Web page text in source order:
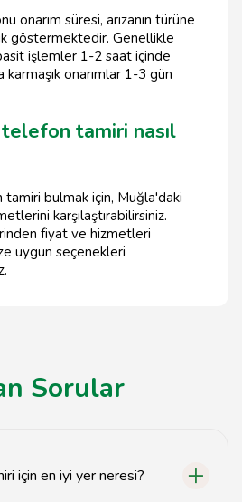
onarım süresi, arızanın türüne
göstermektedir. Genellikle
işlemler 1-2 saat içinde
karmaşık onarımlar 1-3 gün
tamiri nasıl
bulmak için, Muğla'daki
karşılaştırabilirsiniz.
fiyat ve hizmetleri
uygun seçenekleri
Sorular
için en iyi yer neresi?